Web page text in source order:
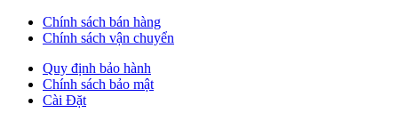
Chính sách bán hàng
Chính sách vận chuyển
Quy định bảo hành
Chính sách bảo mật
Cài Đặt